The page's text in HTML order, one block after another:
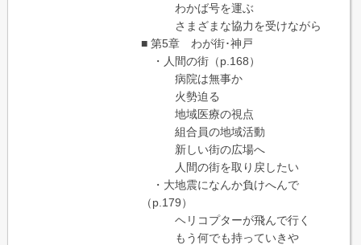
わかば号を運ぶ
さまざまな協力を受けながら
■ 第5章 わが街･神戸
・人間の街（p.168）
病院は無事か
火勢迫る
地域医療の視点
組合員の地域活動
新しい街の広場へ
人間の街を取り戻したい
・大地震になんか負けへんで
（p.179）
ヘリコプターが飛んで行く
もう何でも持っていきや